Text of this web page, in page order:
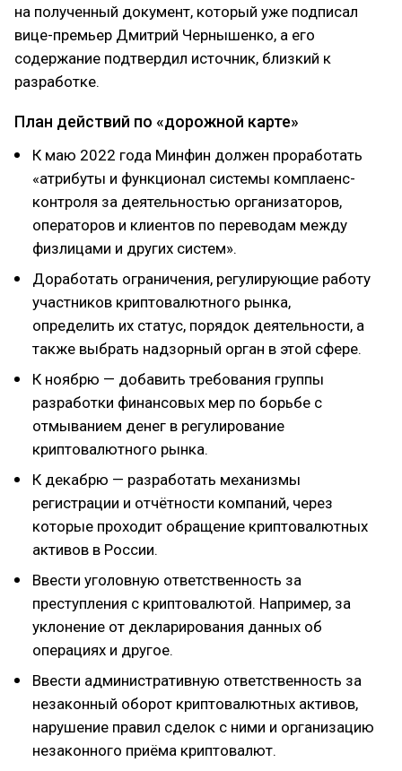
на полученный документ, который уже подписал
вице-премьер Дмитрий Чернышенко, а его
содержание подтвердил источник, близкий к
разработке.
План действий по «дорожной карте»
К маю 2022 года Минфин должен проработать
«атрибуты и функционал системы комплаенс-
контроля за деятельностью организаторов,
операторов и клиентов по переводам между
физлицами и других систем».
Доработать ограничения, регулирующие работу
участников криптовалютного рынка,
определить их статус, порядок деятельности, а
также выбрать надзорный орган в этой сфере.
К ноябрю — добавить требования группы
разработки финансовых мер по борьбе с
отмыванием денег в регулирование
криптовалютного рынка.
К декабрю — разработать механизмы
регистрации и отчётности компаний, через
которые проходит обращение криптовалютных
активов в России.
Ввести уголовную ответственность за
преступления с криптовалютой. Например, за
уклонение от декларирования данных об
операциях и другое.
Ввести административную ответственность за
незаконный оборот криптовалютных активов,
нарушение правил сделок с ними и организацию
незаконного приёма криптовалют.